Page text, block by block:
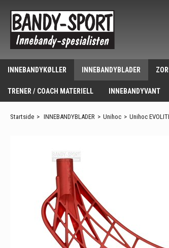
INNEBANDYKØLLER INNEBANDYBLADER
TRENER / COACH MATERIELL INNEBANDYVANT
Startside > INNEBANDYBLADER > Unihoc > Unihoc